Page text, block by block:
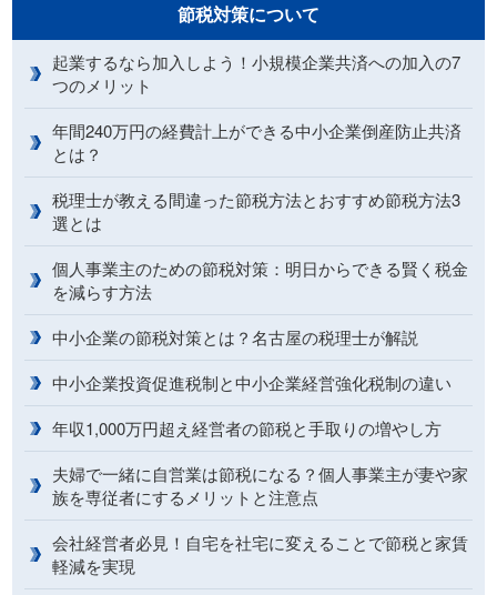
節税対策について
起業するなら加入しよう！小規模企業共済への加入の7
つのメリット
年間240万円の経費計上ができる中小企業倒産防止共済
とは？
税理士が教える間違った節税方法とおすすめ節税方法3
選とは
個人事業主のための節税対策：明日からできる賢く税金
を減らす方法
中小企業の節税対策とは？名古屋の税理士が解説
中小企業投資促進税制と中小企業経営強化税制の違い
年収1,000万円超え経営者の節税と手取りの増やし方
夫婦で一緒に自営業は節税になる？個人事業主が妻や家
族を専従者にするメリットと注意点
会社経営者必見！自宅を社宅に変えることで節税と家賃
軽減を実現